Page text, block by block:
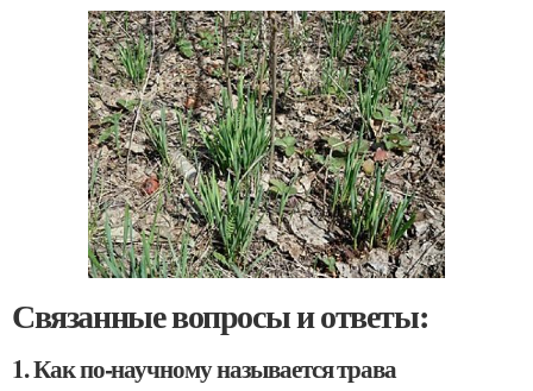
Связанные вопросы и ответы:
1. Как по-научному называется трава